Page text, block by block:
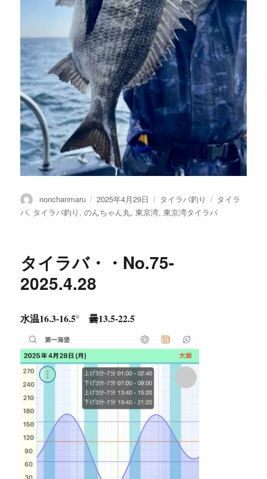
投
稿
nonchanmaru
投
稿
2025年4月29日
カ
テ
タイラバ釣り
タ
グ
タイラ
バ, タイラバ釣り ,のんちゃん丸,東京湾,東京湾タイラバ
タイラバ・・No.75-
2025.4.28
水温16.3-16.5° 曇13.5-22.5